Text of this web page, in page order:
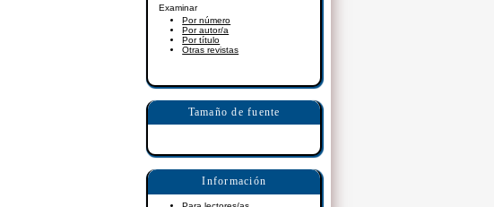
Examinar
Por número
Por autor/a
Por título
Otras revistas
Tamaño de fuente
Información